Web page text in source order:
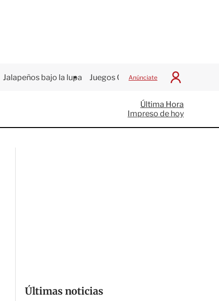
Jalapeños bajo la lupa Juegos Centroamericanos
Anúnciate
I
c
i
a
Última Hora
Impreso de hoy
Últimas noticias